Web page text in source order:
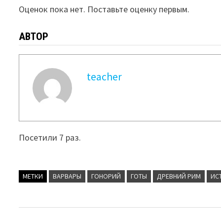
Оценок пока нет. Поставьте оценку первым.
АВТОР
teacher
Посетили 7 раз.
МЕТКИ ВАРВАРЫ ГОНОРИЙ ГОТЫ ДРЕВНИЙ РИМ